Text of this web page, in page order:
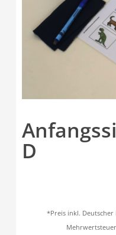
D
*Preis inkl. Deutscher